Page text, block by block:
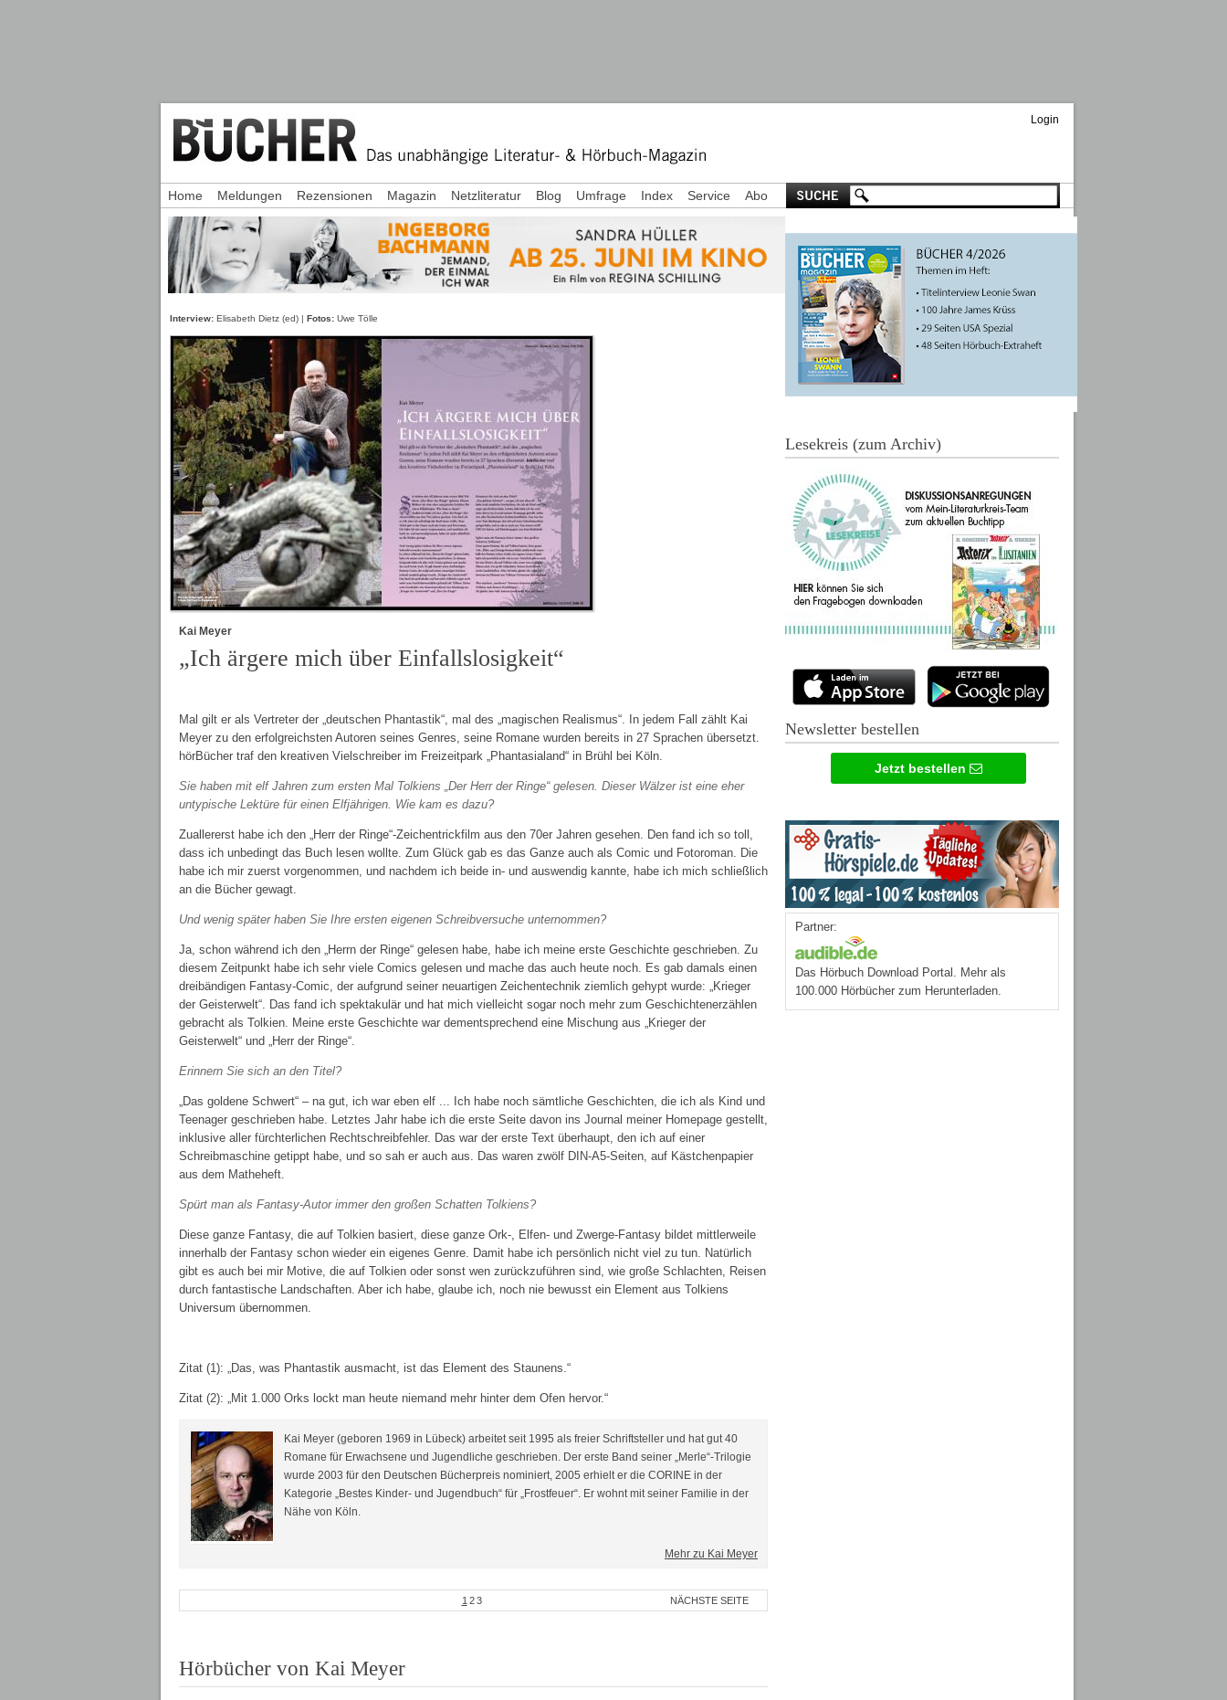
Login
Interview: Elisabeth Dietz (ed) | Fotos: Uwe Tölle
Kai Meyer
„Ich ärgere mich über Einfallslosigkeit“
Mal gilt er als Vertreter der „deutschen Phantastik“, mal des „magischen Realismus“. In jedem Fall zählt Kai
Meyer zu den erfolgreichsten Autoren seines Genres, seine Romane wurden bereits in 27 Sprachen übersetzt.
hörBücher traf den kreativen Vielschreiber im Freizeitpark „Phantasialand“ in Brühl bei Köln.
Sie haben mit elf Jahren zum ersten Mal Tolkiens „Der Herr der Ringe“ gelesen. Dieser Wälzer ist eine eher
untypische Lektüre für einen Elfjährigen. Wie kam es dazu?
Zuallererst habe ich den „Herr der Ringe“-Zeichentrickfilm aus den 70er Jahren gesehen. Den fand ich so toll,
dass ich unbedingt das Buch lesen wollte. Zum Glück gab es das Ganze auch als Comic und Fotoroman. Die
habe ich mir zuerst vorgenommen, und nachdem ich beide in- und auswendig kannte, habe ich mich schließlich
an die Bücher gewagt.
Und wenig später haben Sie Ihre ersten eigenen Schreibversuche unternommen?
Ja, schon während ich den „Herrn der Ringe“ gelesen habe, habe ich meine erste Geschichte geschrieben. Zu
diesem Zeitpunkt habe ich sehr viele Comics gelesen und mache das auch heute noch. Es gab damals einen
dreibändigen Fantasy-Comic, der aufgrund seiner neuartigen Zeichentechnik ziemlich gehypt wurde: „Krieger
der Geisterwelt“. Das fand ich spektakulär und hat mich vielleicht sogar noch mehr zum Geschichtenerzählen
gebracht als Tolkien. Meine erste Geschichte war dementsprechend eine Mischung aus „Krieger der
Geisterwelt“ und „Herr der Ringe“.
Erinnern Sie sich an den Titel?
„Das goldene Schwert“ – na gut, ich war eben elf ... Ich habe noch sämtliche Geschichten, die ich als Kind und
Teenager geschrieben habe. Letztes Jahr habe ich die erste Seite davon ins Journal meiner Homepage gestellt,
inklusive aller fürchterlichen Rechtschreibfehler. Das war der erste Text überhaupt, den ich auf einer
Schreibmaschine getippt habe, und so sah er auch aus. Das waren zwölf DIN-A5-Seiten, auf Kästchenpapier
aus dem Matheheft.
Spürt man als Fantasy-Autor immer den großen Schatten Tolkiens?
Diese ganze Fantasy, die auf Tolkien basiert, diese ganze Ork-, Elfen- und Zwerge-Fantasy bildet mittlerweile
innerhalb der Fantasy schon wieder ein eigenes Genre. Damit habe ich persönlich nicht viel zu tun. Natürlich
gibt es auch bei mir Motive, die auf Tolkien oder sonst wen zurückzuführen sind, wie große Schlachten, Reisen
durch fantastische Landschaften. Aber ich habe, glaube ich, noch nie bewusst ein Element aus Tolkiens
Universum übernommen.
Zitat (1): „Das, was Phantastik ausmacht, ist das Element des Staunens.“
Zitat (2): „Mit 1.000 Orks lockt man heute niemand mehr hinter dem Ofen hervor.“
Kai Meyer (geboren 1969 in Lübeck) arbeitet seit 1995 als freier Schriftsteller und hat gut 40
Romane für Erwachsene und Jugendliche geschrieben. Der erste Band seiner „Merle“-Trilogie
wurde 2003 für den Deutschen Bücherpreis nominiert, 2005 erhielt er die CORINE in der
Kategorie „Bestes Kinder- und Jugendbuch“ für „Frostfeuer“. Er wohnt mit seiner Familie in der
Nähe von Köln.
Mehr zu Kai Meyer
1 2 3 NÄCHSTE SEITE
Hörbücher von Kai Meyer
Home Meldungen Rezensionen Magazin Netzliteratur Blog Umfrage Index Service Abo
Lesekreis (zum Archiv)
Newsletter bestellen
Jetzt bestellen
Partner:
Das Hörbuch Download Portal. Mehr als
100.000 Hörbücher zum Herunterladen.